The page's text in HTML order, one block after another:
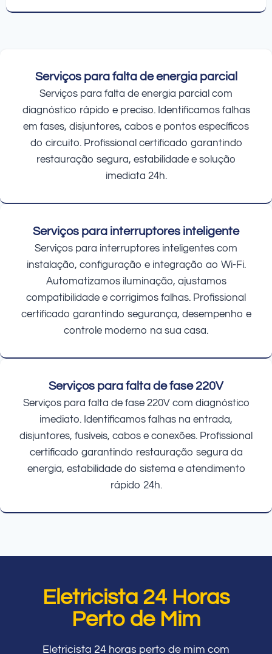
Serviços para falta de energia parcial
Serviços para falta de energia parcial com
diagnóstico rápido e preciso. Identificamos falhas
em fases, disjuntores, cabos e pontos específicos
do circuito. Profissional certificado garantindo
restauração segura, estabilidade e solução
imediata 24h.
Serviços para interruptores inteligente
Serviços para interruptores inteligentes com
instalação, configuração e integração ao Wi-Fi.
Automatizamos iluminação, ajustamos
compatibilidade e corrigimos falhas. Profissional
certificado garantindo segurança, desempenho e
controle moderno na sua casa.
Serviços para falta de fase 220V
Serviços para falta de fase 220V com diagnóstico
imediato. Identificamos falhas na entrada,
disjuntores, fusíveis, cabos e conexões. Profissional
certificado garantindo restauração segura da
energia, estabilidade do sistema e atendimento
rápido 24h.
Eletricista 24 Horas
Perto de Mim
Eletricista 24 horas perto de mim com